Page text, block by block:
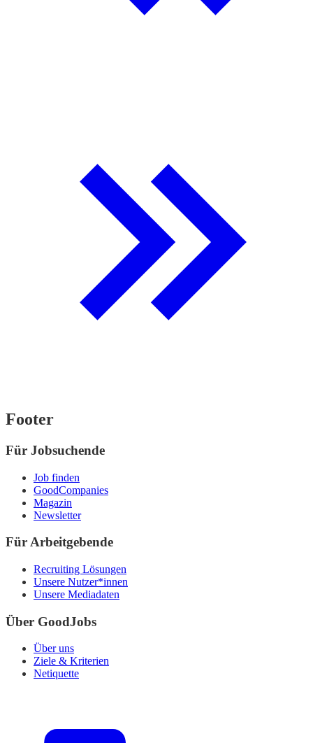
Footer
Für Jobsuchende
Job finden
GoodCompanies
Magazin
Newsletter
Für Arbeitgebende
Recruiting Lösungen
Unsere Nutzer*innen
Unsere Mediadaten
Über GoodJobs
Über uns
Ziele & Kriterien
Netiquette